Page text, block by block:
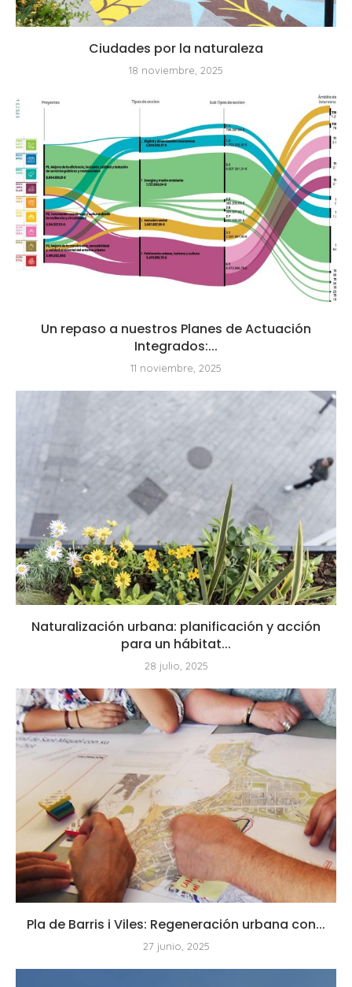
Ciudades por la naturaleza
18 noviembre, 2025
Un repaso a nuestros Planes de Actuación
Integrados:...
11 noviembre, 2025
Naturalización urbana: planificación y acción
para un hábitat...
28 julio, 2025
Pla de Barris i Viles: Regeneración urbana con...
27 junio, 2025